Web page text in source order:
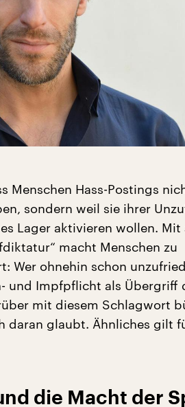
Menschen Hass-Postings
sondern weil sie ihrer
Lager aktivieren wollen. Mit
macht Menschen zu
Wer ohnehin schon
und Impfpflicht als Übergriff
mit diesem Schlagwort
daran glaubt. Ähnliches gilt
die Macht der